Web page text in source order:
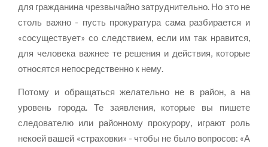
для гражданина чрезвычайно затруднительно. Но это не
столь важно - пусть прокуратура сама разбирается и
«сосуществует» со следствием, если им так нравится,
для человека важнее те решения и действия, которые
относятся непосредственно к нему.
Потому и обращаться желательно не в район, а на
уровень города. Те заявления, которые вы пишете
следователю или районному прокурору, играют роль
некоей вашей «страховки» - чтобы не было вопросов: «А